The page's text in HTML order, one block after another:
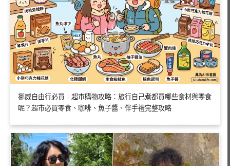
挪威自由行必買｜超市購物攻略：旅行自己煮都買哪些食材與零食
呢？超市必買零食、咖啡、魚子醬、伴手禮完整攻略